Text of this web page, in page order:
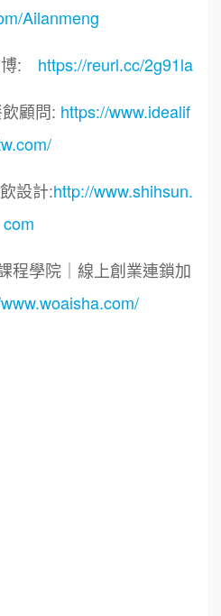
Ailanmeng
博: https://reurl.cc/2g91la
顧問: https://www.idealif
設計:http://www.shihsun.
com
程學院｜線上創業連鎖加